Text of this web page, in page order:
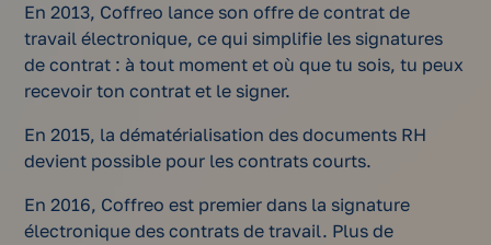
En 2013, Coffreo lance son offre de contrat de
travail électronique, ce qui simplifie les signatures
de contrat : à tout moment et où que tu sois, tu peux
recevoir ton contrat et le signer.
En 2015, la dématérialisation des documents RH
devient possible pour les contrats courts.
En 2016, Coffreo est premier dans la signature
électronique des contrats de travail. Plus de